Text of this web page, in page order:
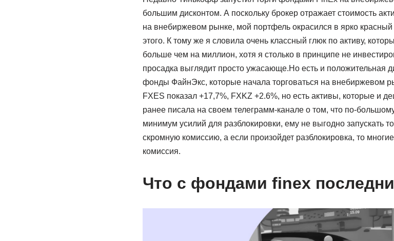
большим дисконтом. А поскольку брокер отражает стоимость
на внебиржевом рынке, мой портфель окрасился в ярко
этого. К тому же я словила очень классный глюк по активу,
больше чем на миллион, хотя я столько в принципе не
просадка выглядит просто ужасающе.Но есть и положительная
фонды ФайнЭкс, которые начала торговаться на внебиржевом
FXES показал +17,7%, FXKZ +2.6%, но есть активы, которые и
ранее писала на своем телеграмм-канале о том, что по-
минимум усилий для разблокировки, ему не выгодно запускать
скромную комиссию, а если произойдет разблокировка, то
комиссия.
Что с фондами finex